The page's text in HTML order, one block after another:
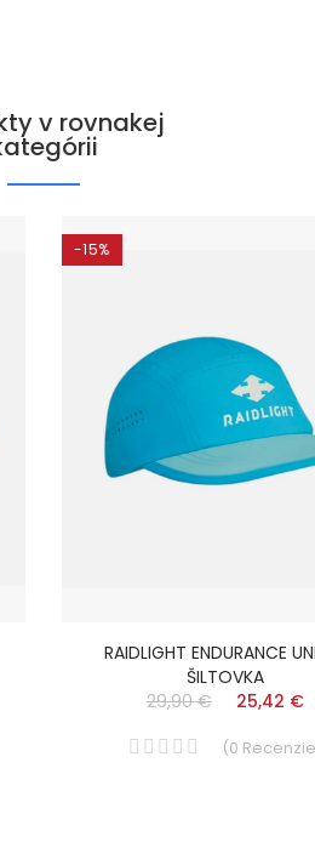
v rovnakej
-15%
RAIDLIGHT ENDURANCE
ŠILTOVKA
29,90 €
25,42 €
(0 Recenzie